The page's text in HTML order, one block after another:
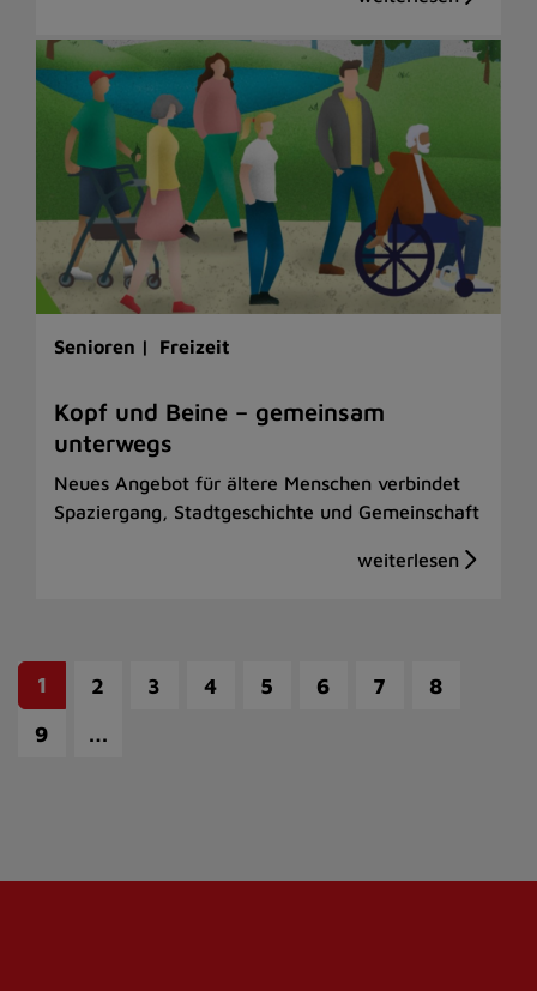
Senioren | Freizeit
Kopf und Beine – gemeinsam
unterwegs
Neues Angebot für ältere Menschen verbindet
Spaziergang, Stadtgeschichte und Gemeinschaft
1 2 3 4 5 6 7
8
9
…